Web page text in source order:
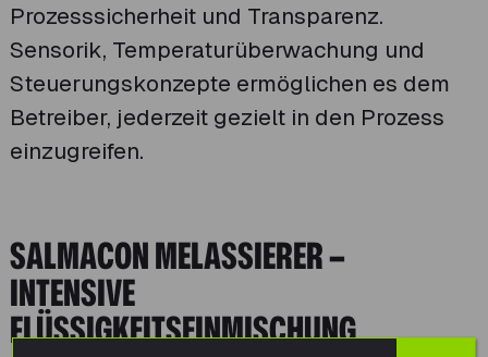
Prozesssicherheit und Transparenz.
Sensorik, Temperaturüberwachung und
Steuerungskonzepte ermöglichen es dem
Betreiber, jederzeit gezielt in den Prozess
einzugreifen.
SALMACON MELASSIERER –
INTENSIVE
FLÜSSIGKEITSEINMISCHUNG